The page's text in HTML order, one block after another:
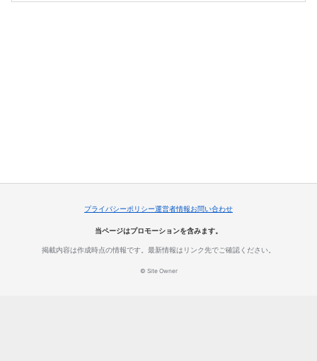
プライバシーポリシー運営者情報お問い合わせ
当ページはプロモーションを含みます。
掲載内容は作成時点の情報です。最新情報はリンク先でご確認ください。
© Site Owner